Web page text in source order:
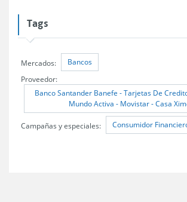
Tags
Mercados: Bancos
Proveedor:
Banco Santander Banefe - Tarjetas De
Mundo Activa - Movistar - Casa
Campañas y especiales: Consumidor